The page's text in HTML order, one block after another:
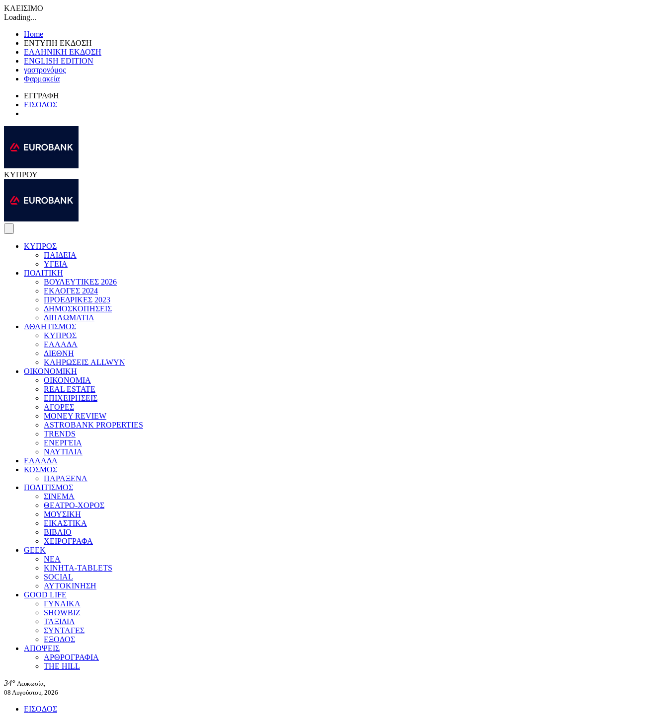
ΚΛΕΙΣΙΜΟ
Loading...
Home
ΕΝΤΥΠΗ ΕΚΔΟΣΗ
ΕΛΛΗΝΙΚΗ ΕΚΔΟΣΗ
ENGLISH EDITION
γαστρονόμος
Φαρμακεία
ΕΓΓΡΑΦΗ
ΕΙΣΟΔΟΣ
ΚΥΠΡΟΥ
ΚΥΠΡΟΣ
ΠΑΙΔΕΙΑ
ΥΓΕΙΑ
ΠΟΛΙΤΙΚΗ
ΒΟΥΛΕΥΤΙΚΕΣ 2026
ΕΚΛΟΓΕΣ 2024
ΠΡΟΕΔΡΙΚΕΣ 2023
ΔΗΜΟΣΚΟΠΗΣΕΙΣ
ΔΙΠΛΩΜΑΤΙΑ
ΑΘΛΗΤΙΣΜΟΣ
ΚΥΠΡΟΣ
ΕΛΛΑΔΑ
ΔΙΕΘΝΗ
ΚΛΗΡΩΣΕΙΣ ALLWYN
ΟΙΚΟΝΟΜΙΚΗ
ΟΙΚΟΝΟΜΙΑ
REAL ESTATE
ΕΠΙΧΕΙΡΗΣΕΙΣ
ΑΓΟΡΕΣ
MONEY REVIEW
ASTROBANK PROPERTIES
TRENDS
ΕΝΕΡΓΕΙΑ
ΝΑΥΤΙΛΙΑ
ΕΛΛΑΔΑ
ΚΟΣΜΟΣ
ΠΑΡΑΞΕΝΑ
ΠΟΛΙΤΙΣΜΟΣ
ΣΙΝΕΜΑ
ΘΕΑΤΡΟ-ΧΟΡΟΣ
ΜΟΥΣΙΚΗ
ΕΙΚΑΣΤΙΚΑ
ΒΙΒΛΙΟ
ΧΕΙΡΟΓΡΑΦΑ
GEEK
ΝΕΑ
ΚΙΝΗΤΑ-TABLETS
SOCIAL
ΑΥΤΟΚΙΝΗΣΗ
GOOD LIFE
ΓΥΝΑΙΚΑ
SHOWBIZ
ΤΑΞΙΔΙΑ
ΣΥΝΤΑΓΕΣ
ΕΞΟΔΟΣ
ΑΠΟΨΕΙΣ
ΑΡΘΡΟΓΡΑΦΙΑ
THE HILL
34° Λευκωσία,
08 Αυγούστου, 2026
ΕΙΣΟΔΟΣ